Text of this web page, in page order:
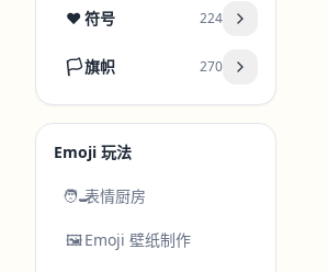
❤️符号 224
🏳️旗帜 270
Emoji 玩法
🧑‍🍳表情厨房
🖼️Emoji 壁纸制作